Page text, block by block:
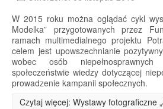
W 2015 roku można oglądać cykl
Modelka” przygotowanych przez
ramach multimedialnego projektu
celem jest upowszechnianie
wobec osób
społeczeństwie wiedzy dotyczącej
prowadzenie kampanii społecznych.
Czytaj więcej: Wystawy fotograficzne